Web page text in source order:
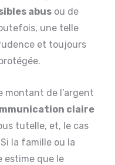
abus ou de
une telle
et toujours
montant de l’argent
claire
tutelle, et, le cas
la famille ou la
estime que le